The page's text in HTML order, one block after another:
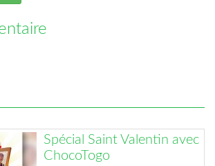
Spécial Saint Valentin avec
ChocoTogo